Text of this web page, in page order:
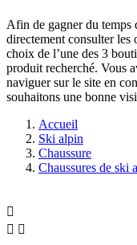
Afin de gagner du temps
directement consulter les
choix de l’une des 3
produit recherché. Vous
naviguer sur le site en
souhaitons une bonne
Accueil
Ski alpin
Chaussure
Chaussures de

 